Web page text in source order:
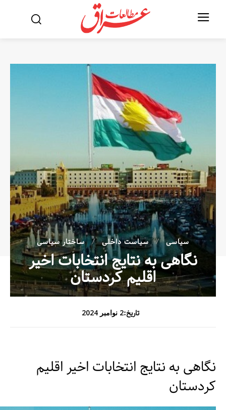
سیاسی سیاست داخلی ساختار سیاسی
نگاهی به نتایج انتخابات اخیر
اقلیم کردستان
تاریخ:2 نوامبر 2024
نگاهی به نتایج انتخابات اخیر اقلیم
کردستان